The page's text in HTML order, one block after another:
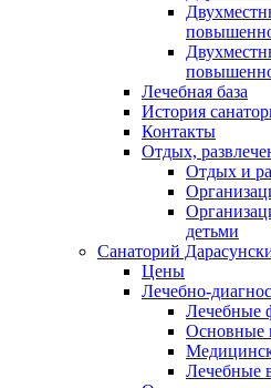
Лечебная база
История
Контакты
Отдых,
Отдых и
детьми
Санаторий
Цены
Лечебно-
Лечебные
Основные
Лечебные